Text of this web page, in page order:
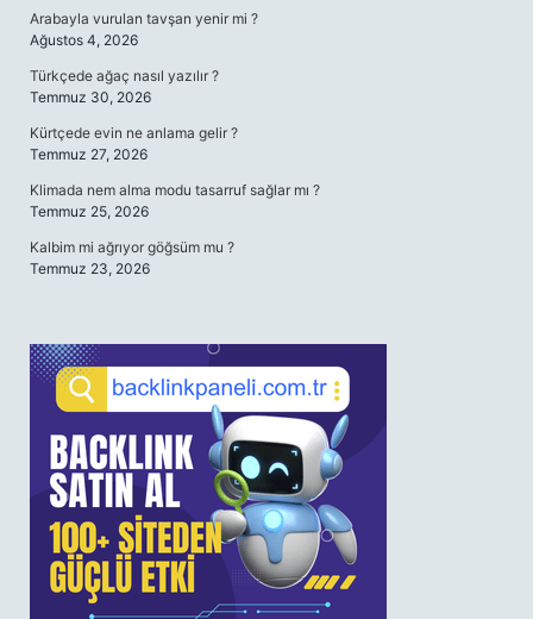
Arabayla vurulan tavşan yenir mi ?
Ağustos 4, 2026
Türkçede ağaç nasıl yazılır ?
Temmuz 30, 2026
Kürtçede evin ne anlama gelir ?
Temmuz 27, 2026
Klimada nem alma modu tasarruf sağlar mı ?
Temmuz 25, 2026
Kalbim mi ağrıyor göğsüm mu ?
Temmuz 23, 2026